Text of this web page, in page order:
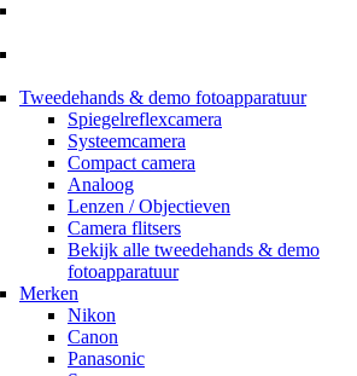
Tweedehands & demo fotoapparatuur
Spiegelreflexcamera
Systeemcamera
Compact camera
Analoog
Lenzen / Objectieven
Camera flitsers
Bekijk alle tweedehands & demo
fotoapparatuur
Merken
Nikon
Canon
Panasonic